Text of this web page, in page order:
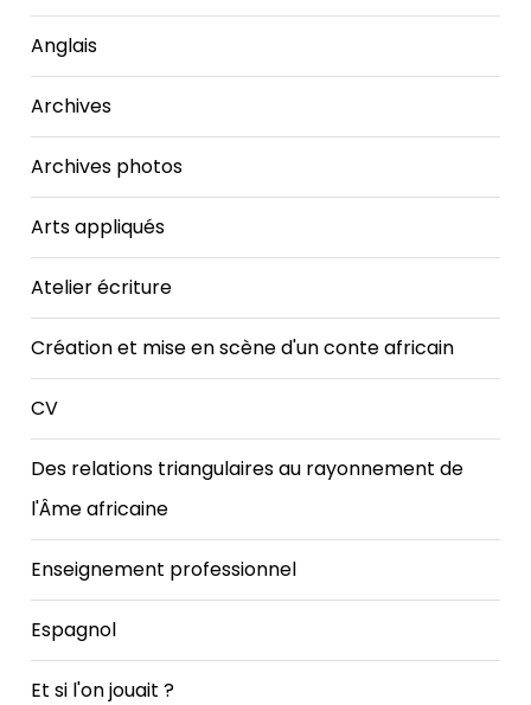
Anglais
Archives
Archives photos
Arts appliqués
Atelier écriture
Création et mise en scène d'un conte africain
CV
Des relations triangulaires au rayonnement de
l'Âme africaine
Enseignement professionnel
Espagnol
Et si l'on jouait ?